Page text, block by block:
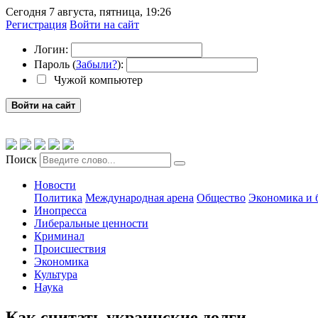
Сегодня 7 августа, пятница, 19:26
Регистрация Войти на сайт
Логин:
Пароль (Забыли?):
Чужой компьютер
Войти на сайт
Поиск
Новости
Политика Международная арена Общество Экономика и
Инопресса
Либеральные ценности
Криминал
Происшествия
Экономика
Культура
Наука